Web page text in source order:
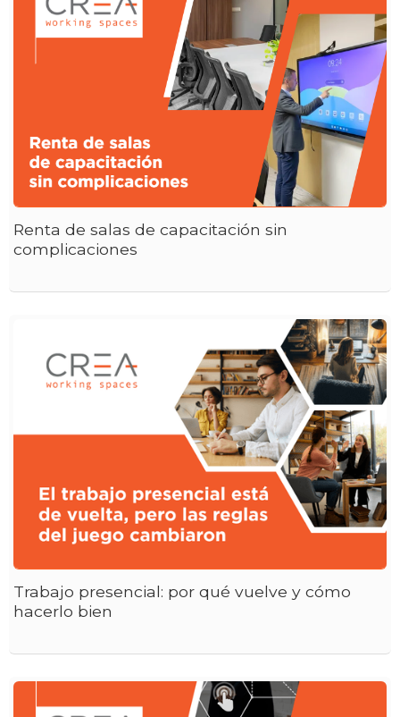
Renta de salas de capacitación sin
complicaciones
Trabajo presencial: por qué vuelve y cómo
hacerlo bien